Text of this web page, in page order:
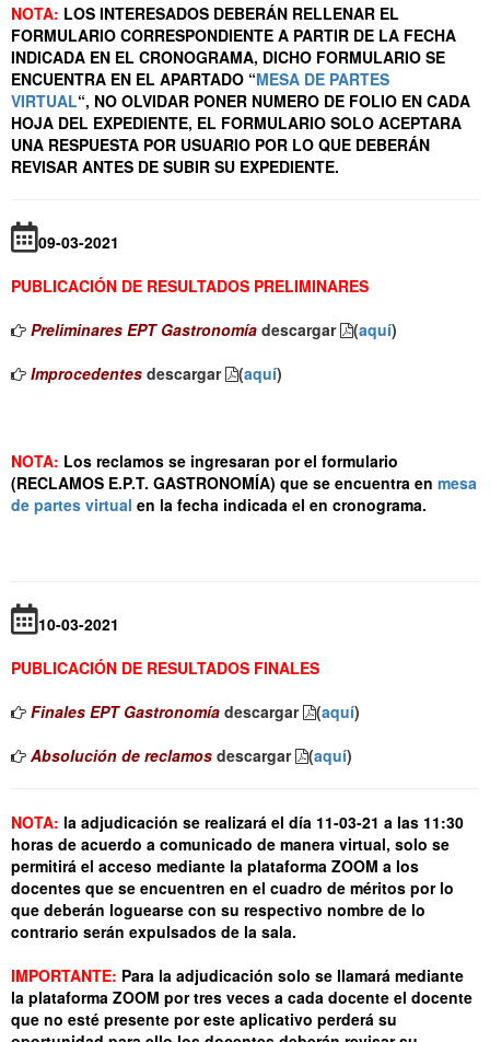
NOTA: LOS INTERESADOS DEBERÁN RELLENAR EL
FORMULARIO CORRESPONDIENTE A PARTIR DE LA FECHA
INDICADA EN EL CRONOGRAMA, DICHO FORMULARIO SE
ENCUENTRA EN EL APARTADO “MESA DE PARTES
VIRTUAL“, NO OLVIDAR PONER NUMERO DE FOLIO EN CADA
HOJA DEL EXPEDIENTE, EL FORMULARIO SOLO ACEPTARA
UNA RESPUESTA POR USUARIO POR LO QUE DEBERÁN
REVISAR ANTES DE SUBIR SU EXPEDIENTE.
09-03-2021
PUBLICACIÓN DE RESULTADOS PRELIMINARES
Preliminares EPT Gastronomía descargar (aquí)
Improcedentes descargar (aquí)
NOTA: Los reclamos se ingresaran por el formulario
(RECLAMOS E.P.T. GASTRONOMÍA) que se encuentra en mesa
de partes virtual en la fecha indicada el en cronograma.
10-03-2021
PUBLICACIÓN DE RESULTADOS FINALES
Finales EPT Gastronomía descargar (aquí)
Absolución de reclamos descargar (aquí)
NOTA: la adjudicación se realizará el día 11-03-21 a las 11:30
horas de acuerdo a comunicado de manera virtual, solo se
permitirá el acceso mediante la plataforma ZOOM a los
docentes que se encuentren en el cuadro de méritos por lo
que deberán loguearse con su respectivo nombre de lo
contrario serán expulsados de la sala.
IMPORTANTE: Para la adjudicación solo se llamará mediante
la plataforma ZOOM por tres veces a cada docente el docente
que no esté presente por este aplicativo perderá su